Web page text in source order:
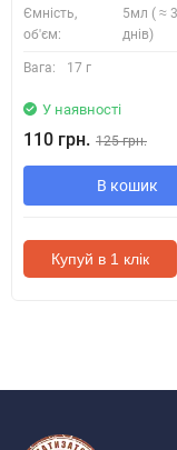
Ємність,
об'єм:
5мл ( ≈
днів)
Вага: 17 г
У наявності
110 грн. 125 грн.
В кошик
Купуй в 1 клік